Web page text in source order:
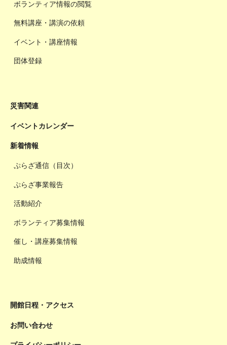
ボランティア情報の閲覧
無料講座・講演の依頼
イベント・講座情報
団体登録
災害関連
イベントカレンダー
新着情報
ぷらざ通信（目次）
ぷらざ事業報告
活動紹介
ボランティア募集情報
催し・講座募集情報
助成情報
開館日程・アクセス
お問い合わせ